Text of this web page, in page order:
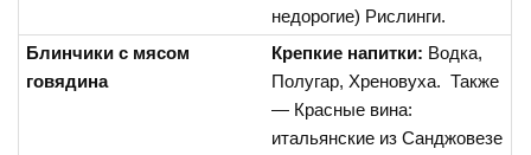
недорогие) Рислинги.
Блинчики с мясом
говядина
Крепкие напитки: Водка,
Полугар, Хреновуха. Также
— Красные вина:
итальянские из Санджовезе